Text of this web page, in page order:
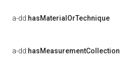
a-dd:hasMaterialOrTechnique
a-dd:hasMeasurementCollection